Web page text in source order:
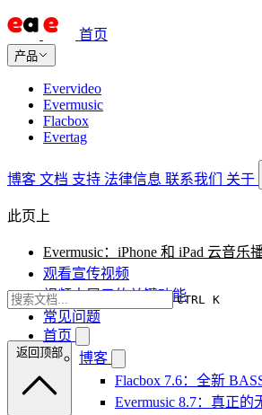
首页
产品
Evervideo
Evermusic
Flacbox
Evertag
博客 文档 支持 法律信息 联系我们 关于
CTRL K
首页
博客
Flacbox 7.6：全新
Evermusic 8.7：真正
此页上
Evermusic：iPhone 和 iPad 云音乐
观看宣传视频
视频中展示的关键功能
常见问题
返回顶部